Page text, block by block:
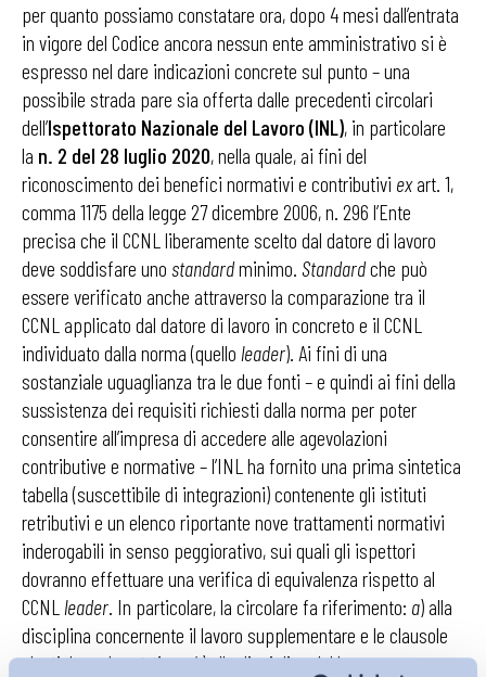
per quanto possiamo constatare ora, dopo 4 mesi dall’entrata
in vigore del Codice ancora nessun ente amministrativo si è
espresso nel dare indicazioni concrete sul punto – una
possibile strada pare sia offerta dalle precedenti circolari
dell’Ispettorato Nazionale del Lavoro (INL), in particolare
la n. 2 del 28 luglio 2020, nella quale, ai fini del
riconoscimento dei benefici normativi e contributivi exart. 1,
comma 1175 della legge 27 dicembre 2006, n. 296 l’Ente
precisa che il CCNL liberamente scelto dal datore di lavoro
deve soddisfare uno standardminimo. Standardche può
essere verificato anche attraverso la comparazione tra il
CCNL applicato dal datore di lavoro in concreto e il CCNL
individuato dalla norma (quello leader). Ai fini di una
sostanziale uguaglianza tra le due fonti – e quindi ai fini della
sussistenza dei requisiti richiesti dalla norma per poter
consentire all’impresa di accedere alle agevolazioni
contributive e normative – l’INL ha fornito una prima sintetica
tabella (suscettibile di integrazioni) contenente gli istituti
retributivi e un elenco riportante nove trattamenti normativi
inderogabili in senso peggiorativo, sui quali gli ispettori
dovranno effettuare una verifica di equivalenza rispetto al
CCNL leader. In particolare, la circolare fa riferimento: a) alla
disciplina concernente il lavoro supplementare e le clausole
elastiche nel part-time;b) alla disciplina del lavoro